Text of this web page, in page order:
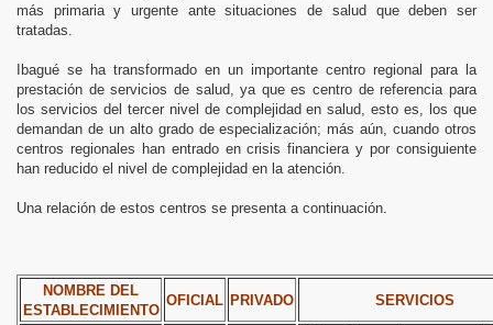
más primaria y urgente ante situaciones de salud que deben ser
tratadas.
Ibagué se ha transformado en un importante centro regional para la
prestación de servicios de salud, ya que es centro de referencia para
los servicios del tercer nivel de complejidad en salud, esto es, los que
demandan de un alto grado de especialización; más aún, cuando otros
centros regionales han entrado en crisis financiera y por consiguiente
han reducido el nivel de complejidad en la atención.
Una relación de estos centros se presenta a continuación.
NOMBRE DEL
ESTABLECIMIENTO
OFICIAL PRIVADO SERVICIOS